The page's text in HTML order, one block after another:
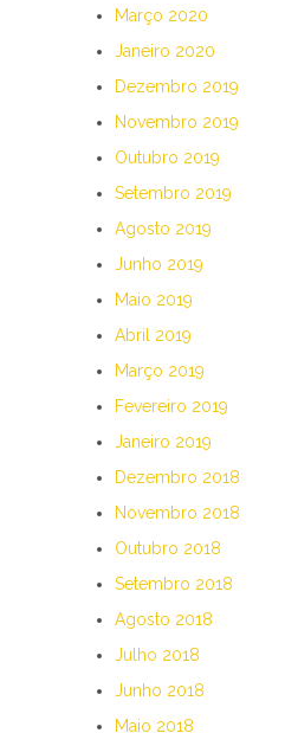
Março 2020
Janeiro 2020
Dezembro 2019
Novembro 2019
Outubro 2019
Setembro 2019
Agosto 2019
Junho 2019
Maio 2019
Abril 2019
Março 2019
Fevereiro 2019
Janeiro 2019
Dezembro 2018
Novembro 2018
Outubro 2018
Setembro 2018
Agosto 2018
Julho 2018
Junho 2018
Maio 2018